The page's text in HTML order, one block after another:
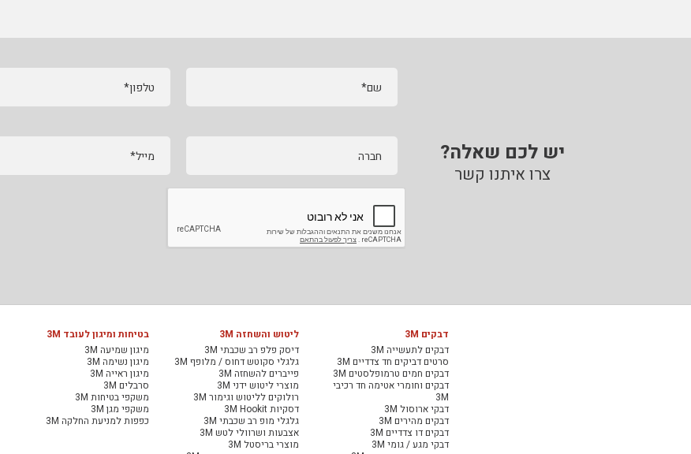
יש לכם שאלה?
צרו איתנו קשר
שם* טלפון*
חברה מייל*
דבקים 3M
דבקים לתעשייה 3M
סרטים דביקים חד צדדיים 3M
דבקים חמים טרמופלסטים 3M
דבקים וחומרי אטימה חד רכיבי
3M
דבקי ארוסול 3M
דבקים מהירים 3M
דבקים דו צדדיים 3M
דבקי מגע / גומי 3M
ליטוש והשחזה 3M
דיסק פלפ רב שכבתי 3M
גלגלי סקוטש דחוס / מלופף 3M
פייברים להשחזה 3M
מוצרי ליטוש ידני 3M
רולוקים לליטוש וגימור 3M
דסקיות 3M Hookit
גלגלי מופ רב שכבתי 3M
אצבעות ושרוולי לטש 3M
מוצרי בריסטל 3M
בטיחות ומיגון לעובד 3M
מיגון שמיעה 3M
מיגון נשימה 3M
מיגון ראייה 3M
סרבלים 3M
משקפי בטיחות 3M
משקפי מגן 3M
כפפות למניעת החלקה 3M